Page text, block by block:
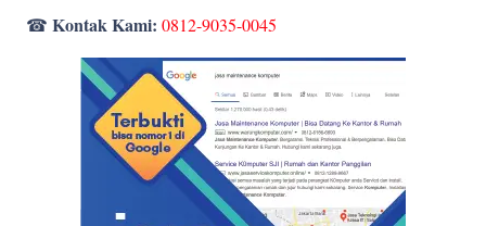
☎ Kontak Kami: 0812-9035-0045